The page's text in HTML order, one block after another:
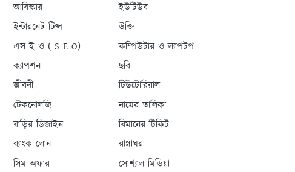
আবিস্কার
ইউটিউব
ইন্টারনেট টিপ্স
উক্তি
এস ই ও ( S E O)
কম্পিউটার ও ল্যাপটপ
ক্যাপশন
ছবি
জীবনী
টিউটোরিয়াল
টেকনোলজি
নামের তালিকা
বাড়ির ডিজাইন
বিমানের টিকিট
ব্যাংক লোন
রান্নাঘর
সিম অফার
সোশ্যাল মিডিয়া